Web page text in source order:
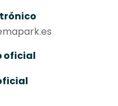
oficial